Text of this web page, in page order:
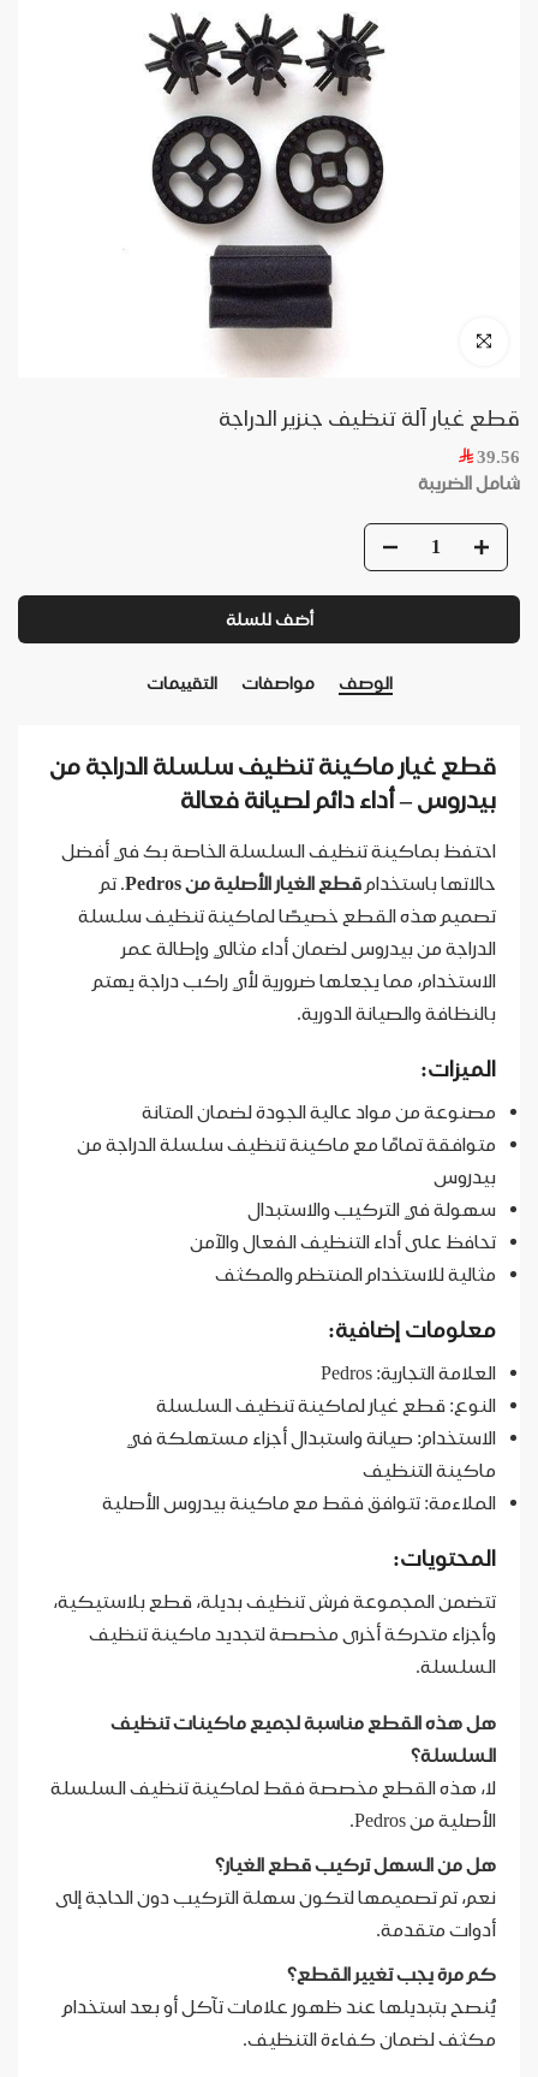
قطع غيار آلة تنظيف جنزير الدراجة
39.56
شامل الضريبة
أضف للسلة
الوصف مواصفات التقييمات
قطع غيار ماكينة تنظيف سلسلة الدراجة من
بيدروس – أداء دائم لصيانة فعالة
احتفظ بماكينة تنظيف السلسلة الخاصة بك في أفضل
حالاتها باستخدام قطع الغيار الأصلية من Pedros
. تم
تصميم هذه القطع خصيصًا لماكينة تنظيف سلسلة
الدراجة من بيدروس لضمان أداء مثالي وإطالة عمر
الاستخدام، مما يجعلها ضرورية لأي راكب دراجة يهتم
بالنظافة والصيانة الدورية.
الميزات:
مصنوعة من مواد عالية الجودة لضمان المتانة
متوافقة تمامًا مع ماكينة تنظيف سلسلة الدراجة من
بيدروس
سهولة في التركيب والاستبدال
تحافظ على أداء التنظيف الفعال والآمن
مثالية للاستخدام المنتظم والمكثف
معلومات إضافية:
العلامة التجارية: Pedros
النوع: قطع غيار لماكينة تنظيف السلسلة
الاستخدام: صيانة واستبدال أجزاء مستهلكة في
ماكينة التنظيف
الملاءمة: تتوافق فقط مع ماكينة بيدروس الأصلية
المحتويات:
تتضمن المجموعة فرش تنظيف بديلة، قطع بلاستيكية،
وأجزاء متحركة أخرى مخصصة لتجديد ماكينة تنظيف
السلسلة.
هل هذه القطع مناسبة لجميع ماكينات تنظيف
السلسلة؟
لا، هذه القطع مخصصة فقط لماكينة تنظيف السلسلة
الأصلية من Pedros.
هل من السهل تركيب قطع الغيار؟
نعم، تم تصميمها لتكون سهلة التركيب دون الحاجة إلى
أدوات متقدمة.
كم مرة يجب تغيير القطع؟
يُنصح بتبديلها عند ظهور علامات تآكل أو بعد استخدام
مكثف لضمان كفاءة التنظيف.